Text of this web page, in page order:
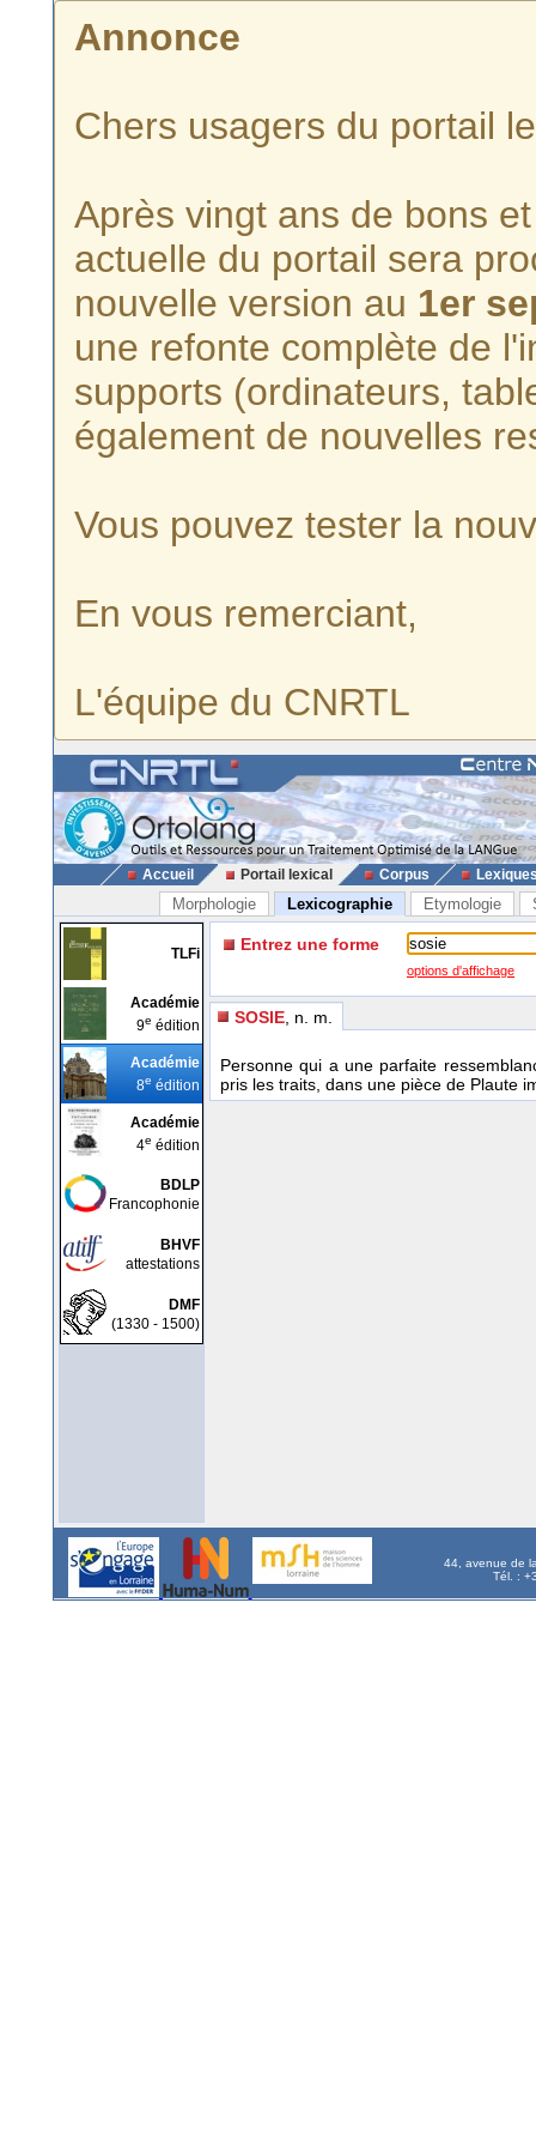
Annonce
Chers usagers du portail
Après vingt ans de bons
actuelle du portail sera
nouvelle version au 1er
une refonte complète de
supports (ordinateurs,
également de nouvelles
Vous pouvez tester la
En vous remerciant,
L'équipe du CNRTL
Accueil Portail lexical Corpus
Morphologie Lexicographie Etymologie
TLFi
Académie
9e édition
Académie
8e édition
Académie
4e édition
BDLP
Francophonie
BHVF
attestations
DMF
(1330 - 1500)
Entrez une forme
options d'affichage
SOSIE , n. m.
Personne qui a une parfaite
pris les traits, dans une pièce de Plaute
44, avenue de
Tél. :